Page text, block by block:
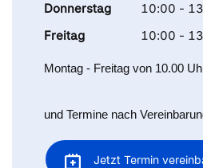
Donnerstag
10:00 -
Freitag
10:00 -
Montag - Freitag von 10.00
und Termine nach
Jetzt Termin